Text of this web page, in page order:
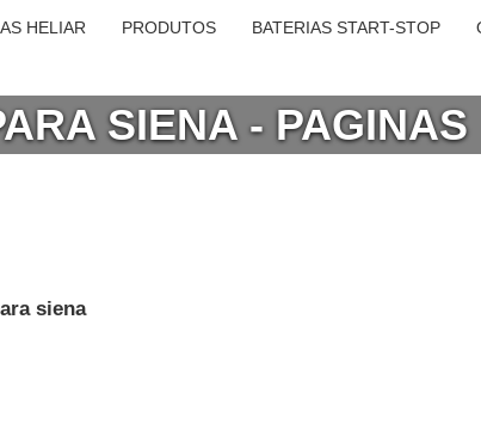
HELIAR PRODUTOS BATERIAS START-STOP
SIENA - PAGINAS
siena